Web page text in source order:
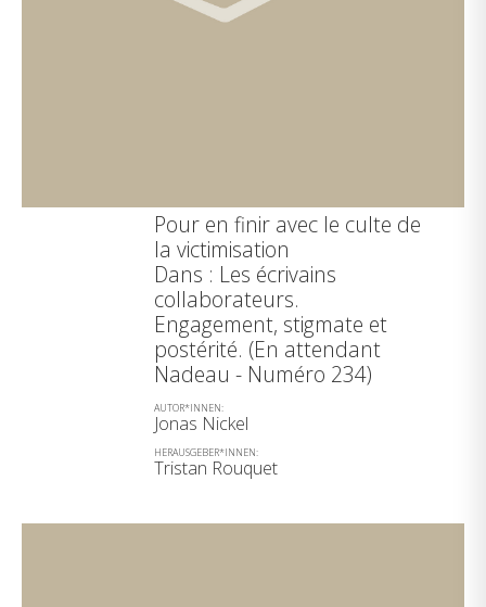
Pour en finir avec le culte de
la victimisation
Dans : Les écrivains
collaborateurs.
Engagement, stigmate et
postérité. (En attendant
Nadeau - Numéro 234)
AUTOR*INNEN:
Jonas Nickel
HERAUSGEBER*INNEN:
Tristan Rouquet